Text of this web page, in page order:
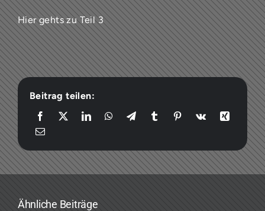
Hier gehts zu Teil 3
Beitrag teilen:
Ähnliche Beiträge